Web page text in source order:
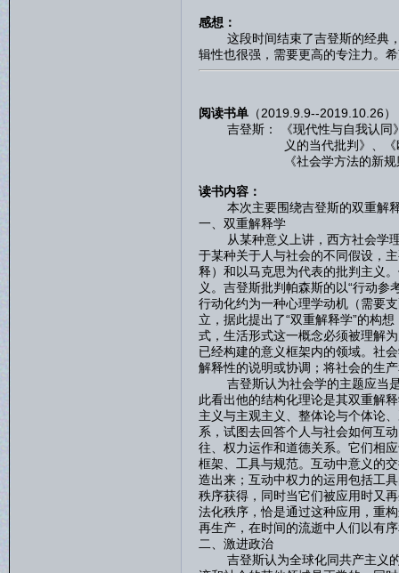
感想：
这段时间结束了吉登斯的经典，
辑性也很强，需要更高的专注力。
阅读书单（2019.9.9--2019.10.26）
吉登斯： 《现代性与自我认同》
义的当代批判》、《欧洲模
《社会学方法的新规则》、
读书内容：
本次主要围绕吉登斯的双重解释
一、双重解释学
从某种意义上讲，西方社会学理
于某种关于人与社会的不同假设，
释）和以马克思为代表的批判主义
义。吉登斯批判帕森斯的以“行动
行动化约为一种心理学动机（需要
立，据此提出了“双重解释学”的构
式，生活形式这一概念必须被理解
已经构建的意义框架内的领域。社
解释性的说明或协调；将社会的生
吉登斯认为社会学的主题应当是
此看出他的结构化理论是其双重解
主义与主观主义、整体论与个体论
系，试图去回答个人与社会如何互
往、权力运作和道德关系。它们相
框架、工具与规范。互动中意义的
造出来；互动中权力的运用包括工
秩序获得，同时当它们被应用时又
法化秩序，恰是通过这种应用，重
再生产，在时间的流逝中人们以有
二、激进政治
吉登斯认为全球化同共产主义的